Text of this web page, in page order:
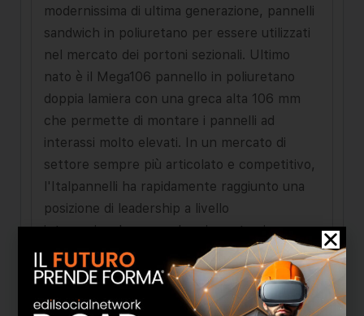
modernissima di ultima generazione, pannelli
sandwich in poliuretano per essere utilizzati
nel mercato dei portoni sezionali. Ultimo
nato è il Mega106 pannello in poliuretano
doppia lamiera con una greca alta 106 mm
che permette di montare i pannelli ad
interassi molto elevati. In un mercato di
settore sempre più articolato e competitivo,
l'Italpannelli ha rapidamente raggiunto una
posizione di leadership a livello
internazionale, sapendo reinventarsi ma
soprattutto facendo tesoro dell’esperienza
acquisita in più di 30 anni di attività ai massimi
livelli nel campo dell`isolamento. Dagli oltre